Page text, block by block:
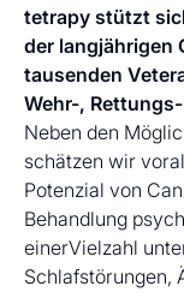
tetrapy stützt
der langjährigen
tausenden
Wehr-,
Neben den
schätzen wir
Potenzial von
Behandlung
einerVielzahl
Schlafstörungen,